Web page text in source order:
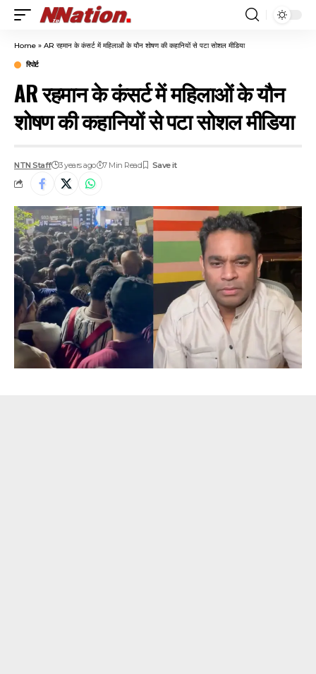
Home » AR रहमान के कंसर्ट में महिलाओं के यौन शोषण की कहानियों से पटा सोशल मीडिया
रिपोर्ट
AR रहमान के कंसर्ट में महिलाओं के यौन
शोषण की कहानियों से पटा सोशल मीडिया
NTN Staff 3 years ago 7 Min Read